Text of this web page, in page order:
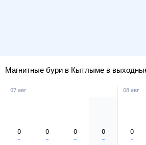
Магнитные бури в Кытлыме в выходные
07 авг
0 0 0 0
08 авг
0